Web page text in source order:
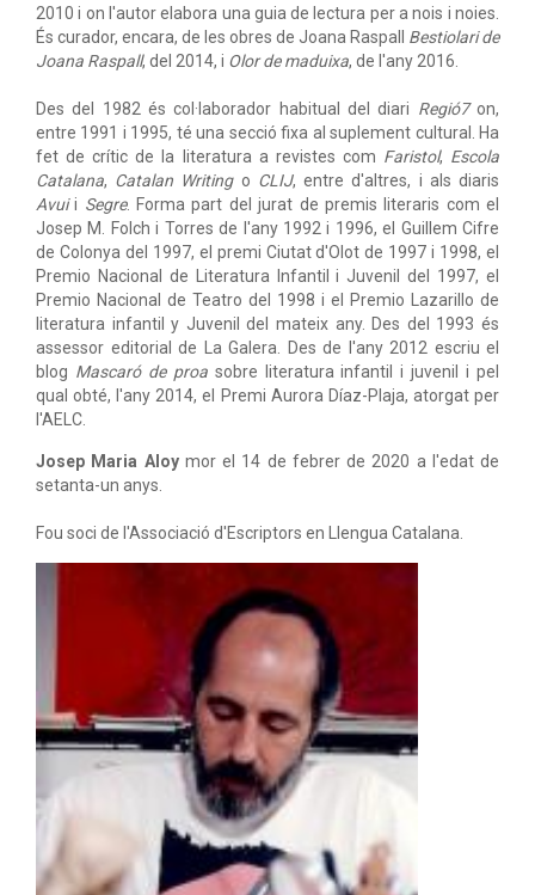
2010 i on l'autor elabora una guia de lectura per a nois i noies.
És curador, encara, de les obres de Joana Raspall Bestiolari de
Joana Raspall, del 2014, i Olor de maduixa, de l'any 2016.
Des del 1982 és col·laborador habitual del diari Regió7on,
entre 1991 i 1995, té una secció fixa al suplement cultural. Ha
fet de crític de la literatura a revistes com Faristol, Escola
Catalana, Catalan Writingo CLIJ, entre d'altres, i als diaris
Avuii Segre. Forma part del jurat de premis literaris com el
Josep M. Folch i Torres de l'any 1992 i 1996, el Guillem Cifre
de Colonya del 1997, el premi Ciutat d'Olot de 1997 i 1998, el
Premio Nacional de Literatura Infantil i Juvenil del 1997, el
Premio Nacional de Teatro del 1998 i el Premio Lazarillo de
literatura infantil y Juvenil del mateix any. Des del 1993 és
assessor editorial de La Galera. Des de l'any 2012 escriu el
blog Mascaró de proasobre literatura infantil i juvenil i pel
qual obté, l'any 2014, el Premi Aurora Díaz-Plaja, atorgat per
l'AELC.
Josep Maria Aloymor el 14 de febrer de 2020 a l'edat de
setanta-un anys.
Fou soci de l'Associació d'Escriptors en Llengua Catalana.